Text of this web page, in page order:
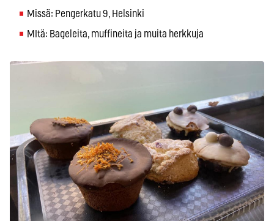
Missä: Pengerkatu 9, Helsinki
MItä: Bageleita, muffineita ja muita herkkuja